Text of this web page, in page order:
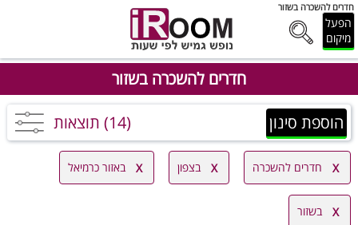
חדרים להשכרה בשזור
הפעל
מיקום
חדרים להשכרה בשזור
הוספת סינון (14) תוצאות
חדרים להשכרה בצפון באזור כרמיאל
בשזור